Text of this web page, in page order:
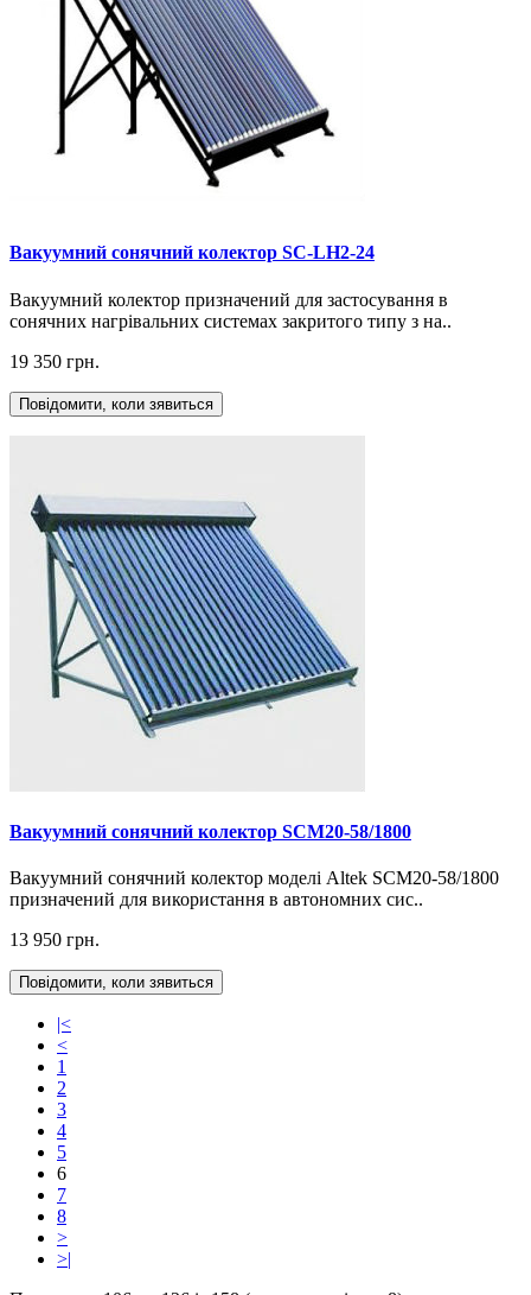
Вакуумний сонячний колектор SC-LH2-24
Вакуумний колектор призначений для застосування в
сонячних нагрівальних системах закритого типу з на..
19 350 грн.
Повідомити, коли зявиться
Вакуумний сонячний колектор SCM20-58/1800
Вакуумний сонячний колектор моделі Altek SCM20-58/1800
призначений для використання в автономних сис..
13 950 грн.
Повідомити, коли зявиться
|<
<
1
2
3
4
5
6
7
8
>
>|